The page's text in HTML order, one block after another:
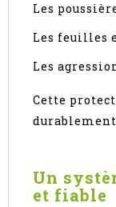
Les
Les feuilles
Les
Cette
Un
et fiable